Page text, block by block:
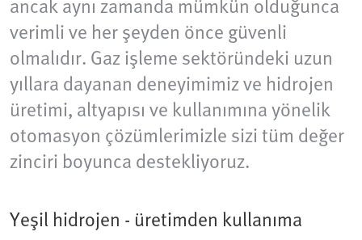
verimli ve her şeyden önce güvenli
olmalıdır. Gaz işleme sektöründeki uzun
yıllara dayanan deneyimimiz ve hidrojen
üretimi, altyapısı ve kullanımına yönelik
otomasyon çözümlerimizle sizi tüm değer
zinciri boyunca destekliyoruz.
Yeşil hidrojen - üretimden kullanıma